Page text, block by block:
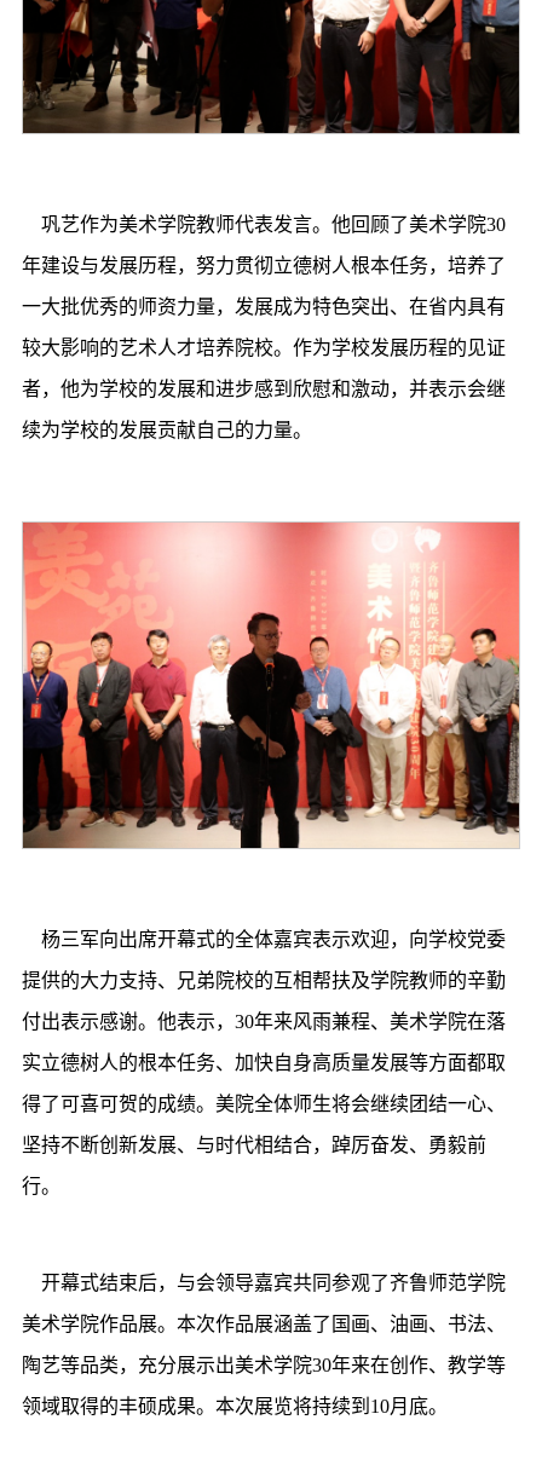
巩艺作为美术学院教师代表发言。他回顾了美术学院30
年建设与发展历程，努力贯彻立德树人根本任务，培养了
一大批优秀的师资力量，发展成为特色突出、在省内具有
较大影响的艺术人才培养院校。作为学校发展历程的见证
者，他为学校的发展和进步感到欣慰和激动，并表示会继
续为学校的发展贡献自己的力量。
杨三军向出席开幕式的全体嘉宾表示欢迎，向学校党委
提供的大力支持、兄弟院校的互相帮扶及学院教师的辛勤
付出表示感谢。他表示，30年来风雨兼程、美术学院在落
实立德树人的根本任务、加快自身高质量发展等方面都取
得了可喜可贺的成绩。美院全体师生将会继续团结一心、
坚持不断创新发展、与时代相结合，踔厉奋发、勇毅前
行。
开幕式结束后，与会领导嘉宾共同参观了齐鲁师范学院
美术学院作品展。本次作品展涵盖了国画、油画、书法、
陶艺等品类，充分展示出美术学院30年来在创作、教学等
领域取得的丰硕成果。本次展览将持续到10月底。